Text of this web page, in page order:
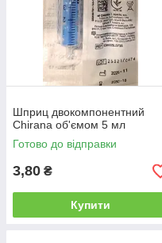
Шприц двокомпонентний
Chirana об'ємом 5 мл
Готово до відправки
3,80 ₴
Купити